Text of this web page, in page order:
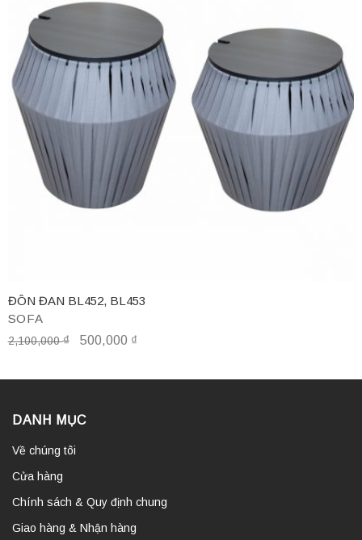
SOFA
ĐÔN ĐAN BL452, BL453
2,100,000₫ 500,000 ₫
DANH MỤC
Về chúng tôi
Cửa hàng
Chính sách & Quy định chung
Giao hàng & Nhận hàng